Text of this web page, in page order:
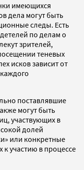
имеющихся
дела могут быть
следы. Есть
по делам о
зрителей,
теневых
исков зависит от
поставлявшие
могут быть
участвующих в
долей
или конкретные
участию в процессе